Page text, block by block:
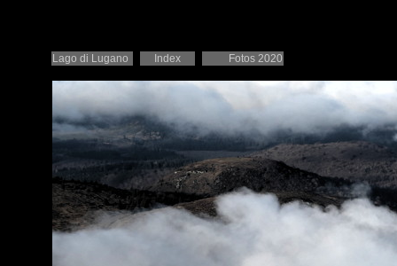
Lago di Lugano Index Fotos 2020